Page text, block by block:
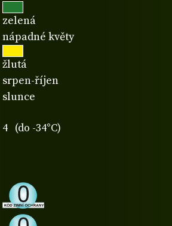
zelená
nápadné květy
žlutá
srpen-říjen
slunce
4 (do -34°C)